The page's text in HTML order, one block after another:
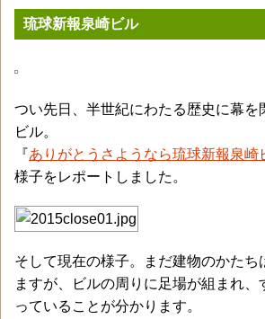
琉球新報泉崎ビル
つい先日、半世紀にわたる歴史に幕を
ビル。
『ありがとうさようなら琉球新報泉崎
様子をレポートしました。
そして現在の様子。まだ建物のかたち
ますが、ビルの周りに足場が組まれ、
っていることが分かります。